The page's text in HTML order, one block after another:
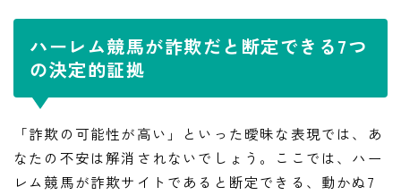
ハーレム競馬が詐欺だと断定できる7つ
の決定的証拠
「詐欺の可能性が高い」といった曖昧な表現では、あ
なたの不安は解消されないでしょう。ここでは、ハー
レム競馬が詐欺サイトであると断定できる、動かぬ7